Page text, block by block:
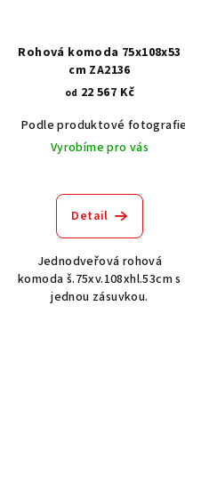
Rohová komoda 75x108x53
cm ZA2136
od 22 567 Kč
Podle produktové fotografie
Vyrobíme pro vás
Detail
Jednodveřová rohová
komoda š.75xv.108xhl.53cm s
jednou zásuvkou.